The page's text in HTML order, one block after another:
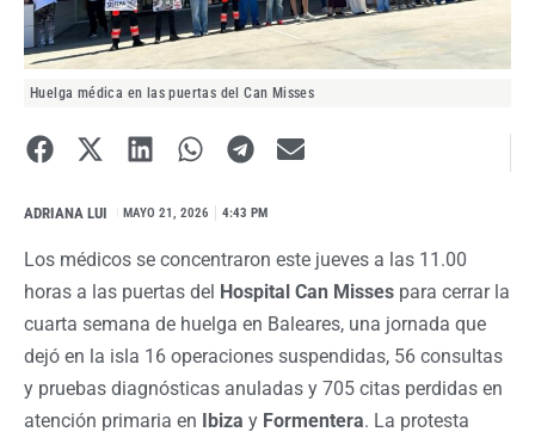
Huelga médica en las puertas del Can Misses
ADRIANA LUI MAYO 21, 2026 4:43 PM
Los médicos se concentraron este jueves a las 11.00
horas a las puertas del Hospital Can Misses para cerrar la
cuarta semana de huelga en Baleares, una jornada que
dejó en la isla 16 operaciones suspendidas, 56 consultas
y pruebas diagnósticas anuladas y 705 citas perdidas en
atención primaria en Ibiza y Formentera. La protesta